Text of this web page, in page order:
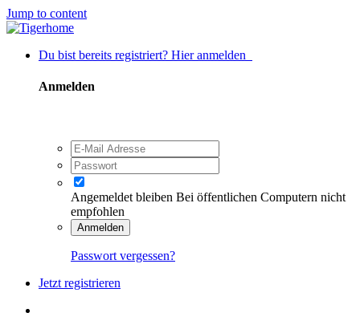
Jump to content
Du bist bereits registriert? Hier anmelden
Anmelden
Angemeldet bleiben Bei öffentlichen Computern nicht
empfohlen
Anmelden
Passwort vergessen?
Jetzt registrieren